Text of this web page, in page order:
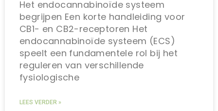
Het endocannabinoïde systeem
begrijpen Een korte handleiding voor
CB1- en CB2-receptoren Het
endocannabinoïde systeem (ECS)
speelt een fundamentele rol bij het
reguleren van verschillende
fysiologische
LEES VERDER »